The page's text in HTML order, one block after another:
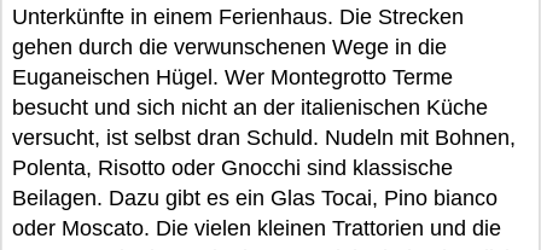
Unterkünfte in einem Ferienhaus. Die Strecken
gehen durch die verwunschenen Wege in die
Euganeischen Hügel. Wer Montegrotto Terme
besucht und sich nicht an der italienischen Küche
versucht, ist selbst dran Schuld. Nudeln mit Bohnen,
Polenta, Risotto oder Gnocchi sind klassische
Beilagen. Dazu gibt es ein Glas Tocai, Pino bianco
oder Moscato. Die vielen kleinen Trattorien und die